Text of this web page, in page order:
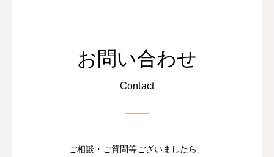
お問い合わせ
Contact
ご相談・ご質問等ございましたら、